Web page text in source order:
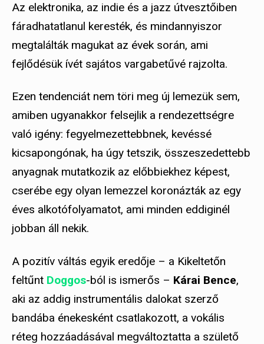
Az elektronika, az indie és a jazz útvesztőiben
fáradhatatlanul keresték, és mindannyiszor
megtalálták magukat az évek során, ami
fejlődésük ívét sajátos vargabetűvé rajzolta.
Ezen tendenciát nem töri meg új lemezük sem,
amiben ugyanakkor felsejlik a rendezettségre
való igény: fegyelmezettebbnek, kevéssé
kicsapongónak, ha úgy tetszik, összeszedettebb
anyagnak mutatkozik az előbbiekhez képest,
cserébe egy olyan lemezzel koronázták az egy
éves alkotófolyamatot, ami minden eddiginél
jobban áll nekik.
A pozitív váltás egyik eredője – a Kikeltetőn
feltűnt Doggos-ból is ismerős – Kárai Bence,
aki az addig instrumentális dalokat szerző
bandába énekesként csatlakozott, a vokális
réteg hozzáadásával megváltoztatta a születő